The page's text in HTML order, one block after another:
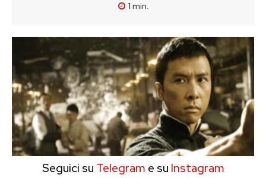
1 min.
Seguici su Telegram e su Instagram